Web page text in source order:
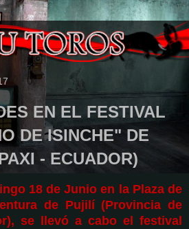
EN EL FESTIVAL
DE ISINCHE" DE
- ECUADOR)
18 de Junio en la Plaza de
de Pujilí (Provincia de
se llevó a cabo el festival